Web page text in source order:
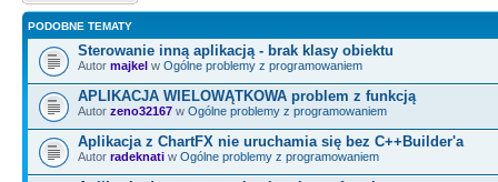
PODOBNE TEMATY
Sterowanie inną aplikacją - brak klasy obiektu
Autor majkel w Ogólne problemy z programowaniem
APLIKACJA WIELOWĄTKOWA problem z funkcją
Autor zeno32167 w Ogólne problemy z programowaniem
Aplikacja z ChartFX nie uruchamia się bez C++Builder'a
Autor radeknati w Ogólne problemy z programowaniem